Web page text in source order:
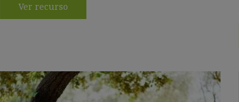
Ver recurso